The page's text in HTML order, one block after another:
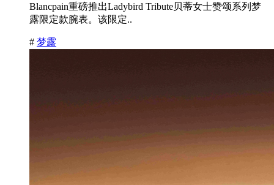
Blancpain重磅推出Ladybird Tribute贝蒂女士赞颂系列梦
露限定款腕表。该限定..
# 梦露